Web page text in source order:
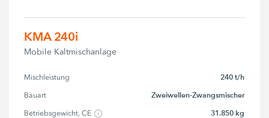
KMA 240i
Mobile Kaltmischanlage
Mischleistung 240 t/h
Bauart Zweiwellen-Zwangsmischer
Betriebsgewicht, CE 31.850 kg